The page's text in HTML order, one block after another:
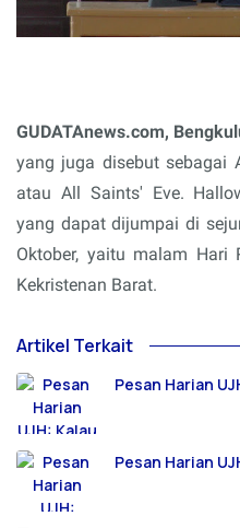
GUDATAnews.com,
yang juga disebut sebagai
atau All Saints' Eve.
yang dapat dijumpai di
Oktober, yaitu malam Hari
Kekristenan Barat.
Artikel Terkait
Pesan Harian
Pesan Harian